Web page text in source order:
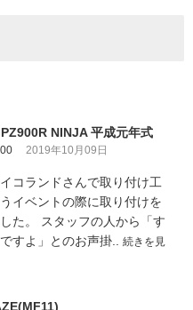
NINJA 平成元年式
2019年10月09日
コランドさんで取り付け工
イベントの際に取り付けを
た。 スタッフの人から「す
すよ」とのお声掛.. 続きを見